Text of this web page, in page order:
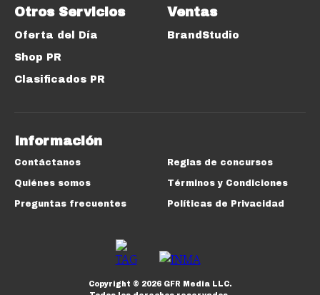
Otros Servicios
Oferta del Día
Shop PR
Clasificados PR
Ventas
BrandStudio
Información
Contáctanos
Quiénes somos
Preguntas frecuentes
Reglas de concursos
Términos y Condiciones
Políticas de Privacidad
Copyright © 2026GFR Media LLC.